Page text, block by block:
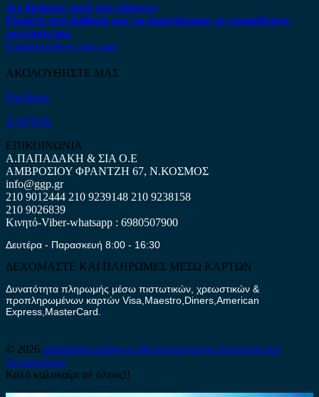
Δεν βρήκατε αυτό που ψάχνετε;
Είμαστε στη διάθεση σας να απαντήσουμε σε οποιαδήποτε
ερώτηση σας.
Επικοινωνήστε μαζί μας
ΑΚΟΛΟΥΘΗΣΤΕ ΜΑΣ
Facebook
ΧΑΡΤΗΣ
ΕΠΙΚΟΙΝΩΝΙΑ
Α.ΠΑΠΑΔΑΚΗ & ΣΙΑ Ο.Ε
ΑΜΒΡΟΣΙΟΥ ΦΡΑΝΤΖΗ 67, Ν.ΚΟΣΜΟΣ
info@ggp.gr
210 9012444 210 9239148 210 9238158
210 9026839
Κινητό-Viber-whatsapp : 6980507900
Δευτέρα - Παρασκευή 8:00 - 16:30
ΔΕΧΟΜΑΣΤΕ ΚΑΙ ΠΛΗΡΩΜΕΣ ΜΕΣΩ ΚΑΡΤΩΝ
Δυνατότητα πληρωμής μέσω πιστωτικών, χρεωστικών &
προπληρωμένων καρτών Visa,Maestro,Diners,American
Express,MasterCard.
© 2026 antalaktika-online.eu Μεταχειρισμένα Ανταλλακτικά
Αυτοκινήτων
Καλό καλοκαίρι σε όλους!!